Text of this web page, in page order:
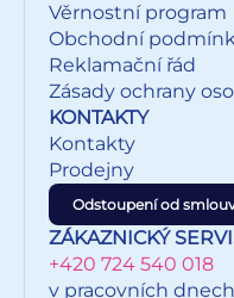
Věrnostní program
Obchodní
Reklamační řád
Zásady ochrany
KONTAKTY
Kontakty
Prodejny
Odstoupení od
ZÁKAZNICKÝ
+420 724 540 018
v pracovních